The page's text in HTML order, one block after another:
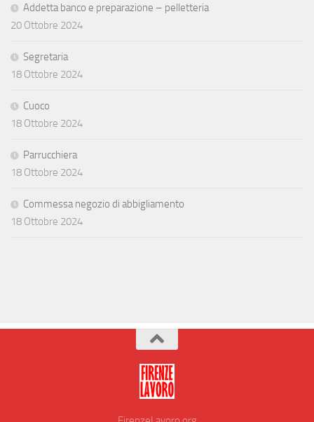
Addetta banco e preparazione – pelletteria
20 Ottobre 2024
Segretaria
18 Ottobre 2024
Cuoco
18 Ottobre 2024
Parrucchiera
18 Ottobre 2024
Commessa negozio di abbigliamento
18 Ottobre 2024